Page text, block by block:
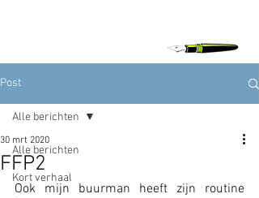
Post
Alle berichten
Kort verhaal
Alle berichten
FFP2
30 mrt 2020
Ook mijn buurman heeft zijn routine